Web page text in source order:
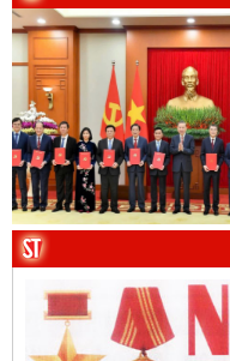
biên).
8. Hà Nội - Thành
từng khoảnh khắc
thể tác giả.
9. Đường Hồ Chí
của dân tộc Việt
(Viện Lịch sử Đảng).
10. Một vành đai,
Trung Quốc đến
giả:Michael H.
Daugherty (Đồng tác